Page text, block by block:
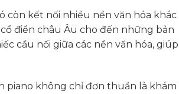
còn kết nối nhiều nền văn hóa khác
điển châu Âu cho đến những bản
cầu nối giữa các nền văn hóa, giúp
piano không chỉ đơn thuần là khám